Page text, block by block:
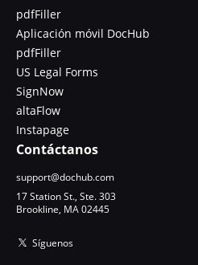
pdfFiller
Aplicación móvil DocHub
pdfFiller
US Legal Forms
SignNow
altaFlow
Instapage
Contáctanos
support@dochub.com
17 Station St., Ste. 303
Brookline, MA 02445
Síguenos